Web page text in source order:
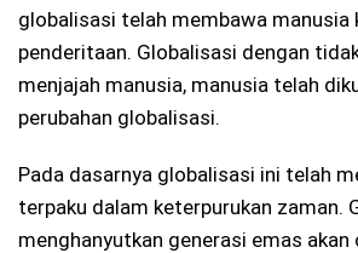
globalisasi telah membawa manusia
penderitaan. Globalisasi dengan
menjajah manusia, manusia telah
perubahan globalisasi.
Pada dasarnya globalisasi ini telah
terpaku dalam keterpurukan zaman.
menghanyutkan generasi emas